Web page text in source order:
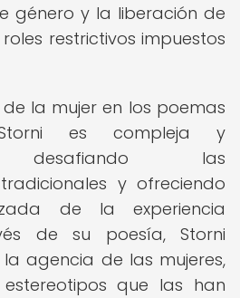
género y la liberación de
restrictivos impuestos
la mujer en los poemas
es compleja y
desafiando las
y ofreciendo
de la experiencia
de su poesía, Storni
agencia de las mujeres,
que las han